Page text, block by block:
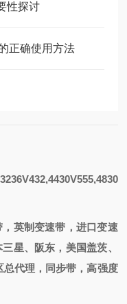
性探讨
正确使用方法
英制变速带，进口变速
星、阪东，美国盖茨、
代理，同步带，高强度